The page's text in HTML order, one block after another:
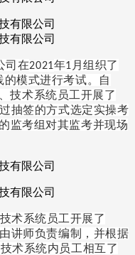
司在2021年1 月组织了
的模式进行考试。自
技术系统员工开展了
抽签的方式选定实操考
监考组对其监考并现场
术系统员工开展了
讲师负责编制，并根据
术系统内员工相互了